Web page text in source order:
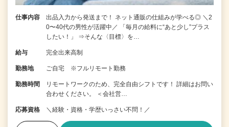
仕事内容
出品入力から発送まで！ ネット通販の仕組みが学べる◎ ＼2
0〜40代の男性が活躍中／ 「毎月の給料に“あと少し”プラス
したい！」 ⇒そんな〈目標〉を…
給与 完全出来高制
勤務地 ご自宅 ※フルリモート勤務
勤務時間
リモートワークのため、完全自由シフトです！ 詳細はお問い
合わせください。 ＜会社営…
応募資格 ＼経験・資格・学歴いっさい不問！／